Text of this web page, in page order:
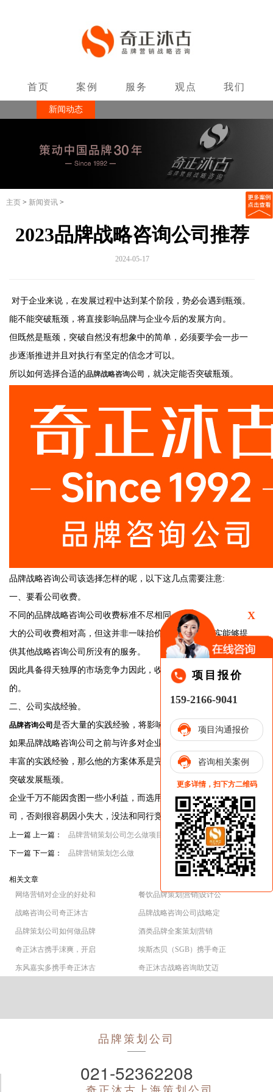
首页 案例 服务 观点 我们
联系新闻动态
主页 > 新闻资讯 >
2023品牌战略咨询公司推荐
2024-05-17
对于企业来说，在发展过程中达到某个阶段，势必会遇到瓶颈。
能不能突破瓶颈，将直接影响品牌与企业今后的发展方向。
但既然是瓶颈，突破自然没有想象中的简单，必须要学会一步一
步逐渐推进并且对执行有坚定的信念才可以。
所以如何选择合适的品牌战略咨询公司 ，就决定能否突破瓶颈。
品牌战略咨询公司该选择怎样的呢，以下这几点需要注意:
一、要看公司收费。
不同的品牌战略咨询公司收费标准不尽相同。
大的公司收费相对高，但这并非一味抬价，而是人家确实能够提
供其他战略咨询公司所没有的服务。
因此具备得天独厚的市场竞争力因此，收取更高的费用是合理
的。
二、公司实战经验。
品牌咨询公司 是否大量的实践经验，将影响企业整体的发展方向。
如果品牌战略咨询公司之前与许多对企业合作过，而且还有极其
丰富的实践经验，那么他的方案体系是完善的，也更能这里企业
突破发展瓶颈。
企业千万不能因贪图一些小利益，而选用不专业的品牌策划公
司，否则很容易因小失大，没法和同行竞争。
上一篇 上一篇： 品牌营销策划公司怎么做项目
下一篇 下一篇： 品牌营销策划怎么做
相关文章
网络营销对企业的好处和
餐饮品牌策划|营销|设计公
战略咨询公司奇正沐古 品牌战略咨询公司|战略定
品牌策划公司如何做品牌 酒类品牌全案策划|营销
奇正沐古携手涑爽，开启 埃斯杰贝（SGB）携手奇正
东风嘉实多携手奇正沐古 奇正沐古战略咨询助艾迈
品牌策划公司
021-52362208
X
项目报价
159-2166-9041
项目沟通报价
咨询相关案例
更多详情，扫下方二维码